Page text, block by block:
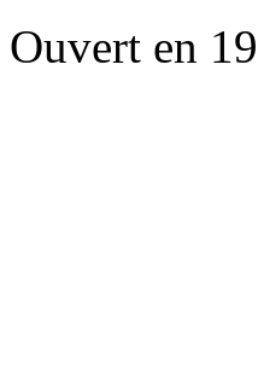
Ouvert en